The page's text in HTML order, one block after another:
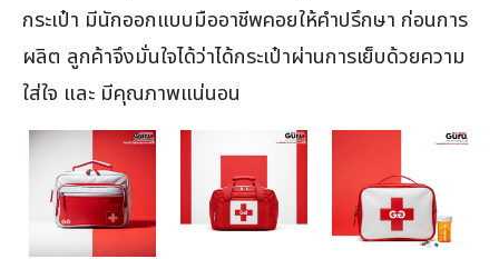
กระเป๋า มีนักออกแบบมืออาชีพคอยให้คำปรึกษา ก่อนการ
ผลิต ลูกค้าจึงมั่นใจได้ว่าได้กระเป๋าผ่านการเย็บด้วยความ
ใส่ใจ และ มีคุณภาพแน่นอน